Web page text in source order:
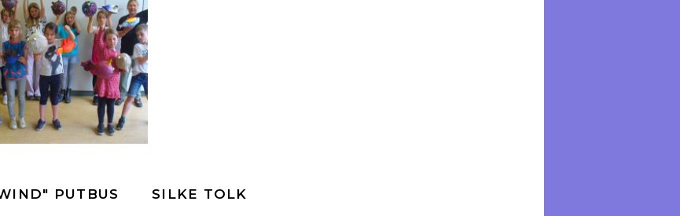
PUTBUS SILKE TOLK